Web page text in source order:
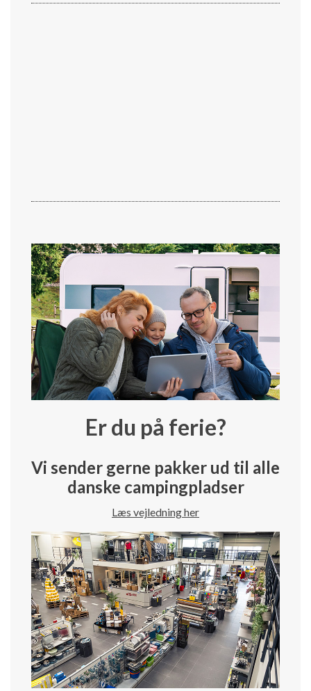
Er du på ferie?
Vi sender gerne pakker ud til alle
danske campingpladser
Læs vejledning her